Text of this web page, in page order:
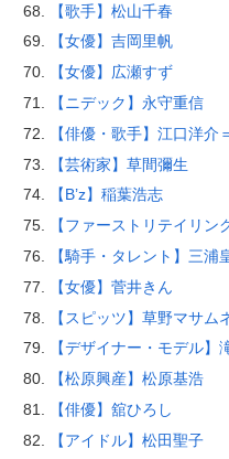
【歌手】松山千春
【女優】吉岡里帆
【女優】広瀬すず
【ニデック】永守重信
【俳優・歌手】江口洋介
【芸術家】草間彌生
【B’z】稲葉浩志
【ファーストリテイリ
【騎手・タレント】三浦
【女優】菅井きん
【スピッツ】草野マサム
【デザイナー・モデル
【松原興産】松原基浩
【俳優】舘ひろし
【アイドル】松田聖子